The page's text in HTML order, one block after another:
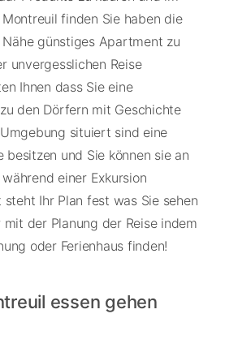
finden Sie haben die
günstiges Apartment zu
unvergesslichen Reise
Ihnen dass Sie eine
den Dörfern mit Geschichte
situiert sind eine
besitzen und Sie können sie an
einer Exkursion
steht Ihr Plan fest was Sie sehen
der Planung der Reise indem
oder Ferienhaus finden!
essen gehen